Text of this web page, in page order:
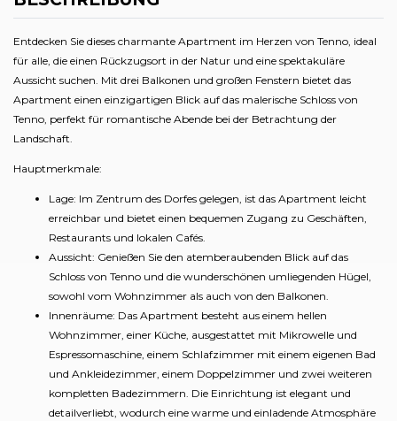
Entdecken Sie dieses charmante Apartment im Herzen von Tenno, ideal
für alle, die einen Rückzugsort in der Natur und eine spektakuläre
Aussicht suchen. Mit drei Balkonen und großen Fenstern bietet das
Apartment einen einzigartigen Blick auf das malerische Schloss von
Tenno, perfekt für romantische Abende bei der Betrachtung der
Landschaft.
Hauptmerkmale:
Lage: Im Zentrum des Dorfes gelegen, ist das Apartment leicht
erreichbar und bietet einen bequemen Zugang zu Geschäften,
Restaurants und lokalen Cafés.
Aussicht: Genießen Sie den atemberaubenden Blick auf das
Schloss von Tenno und die wunderschönen umliegenden Hügel,
sowohl vom Wohnzimmer als auch von den Balkonen.
Innenräume: Das Apartment besteht aus einem hellen
Wohnzimmer, einer Küche, ausgestattet mit Mikrowelle und
Espressomaschine, einem Schlafzimmer mit einem eigenen Bad
und Ankleidezimmer, einem Doppelzimmer und zwei weiteren
kompletten Badezimmern. Die Einrichtung ist elegant und
detailverliebt, wodurch eine warme und einladende Atmosphäre